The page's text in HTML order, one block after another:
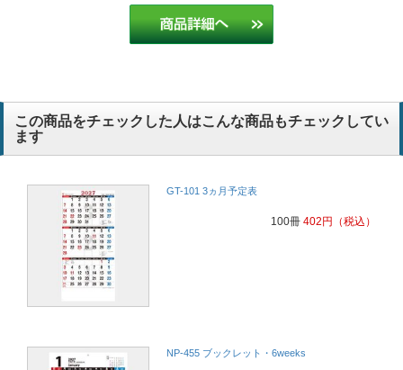
この商品をチェックした人はこんな商品もチェックしてい
ます
GT-101 3ヵ月予定表
100冊 402 円 （税込）
NP-455 ブックレット・6weeks